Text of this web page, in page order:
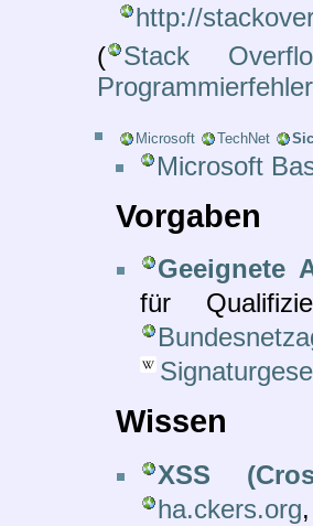
http://
(
Stack
Microsoft TechNet
Microsoft
Vorgaben
Geeignete
für
Wissen
XSS
ha.ckers.org